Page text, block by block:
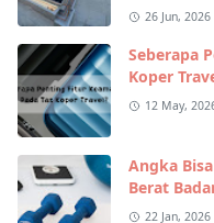
26 Jun, 2026
Seberapa
Koper
12 May,
Angka
Berat
22 Jan, 2026